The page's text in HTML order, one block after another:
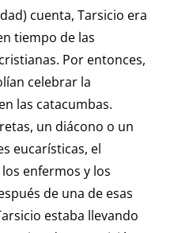
cuenta, Tarsicio era
tiempo de las
Por entonces,
celebrar la
las catacumbas.
un diácono o un
eucarísticas, el
enfermos y los
de una de esas
estaba llevando